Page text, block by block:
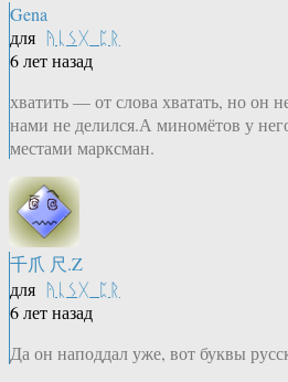
Gena
для ᚤᚳᛊᚷ_ᛈᚱ
6 лет назад
хватить — от слова хватать, но он
нами не делился.А миномётов у
местами марксман.
千爪 尺.Z
для ᚤᚳᛊᚷ_ᛈᚱ
6 лет назад
Да он наподдал уже, вот буквы